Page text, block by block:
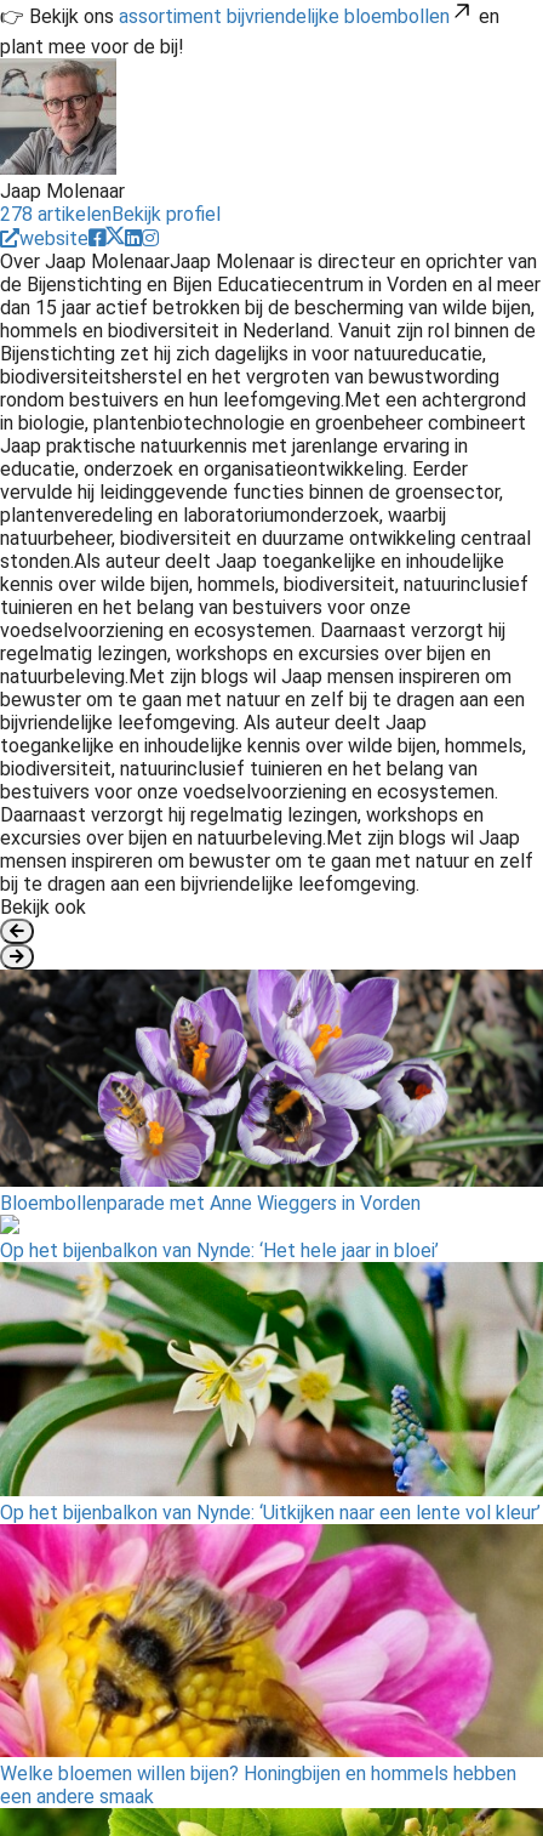
👉 Bekijk ons assortiment bijvriendelijke bloembollen
en
plant mee voor de bij!
Jaap Molenaar
278 artikelenBekijk profiel
website
Over Jaap MolenaarJaap Molenaar is directeur en oprichter van
de Bijenstichting en Bijen Educatiecentrum in Vorden en al meer
dan 15 jaar actief betrokken bij de bescherming van wilde bijen,
hommels en biodiversiteit in Nederland. Vanuit zijn rol binnen de
Bijenstichting zet hij zich dagelijks in voor natuureducatie,
biodiversiteitsherstel en het vergroten van bewustwording
rondom bestuivers en hun leefomgeving.Met een achtergrond
in biologie, plantenbiotechnologie en groenbeheer combineert
Jaap praktische natuurkennis met jarenlange ervaring in
educatie, onderzoek en organisatieontwikkeling. Eerder
vervulde hij leidinggevende functies binnen de groensector,
plantenveredeling en laboratoriumonderzoek, waarbij
natuurbeheer, biodiversiteit en duurzame ontwikkeling centraal
stonden.Als auteur deelt Jaap toegankelijke en inhoudelijke
kennis over wilde bijen, hommels, biodiversiteit, natuurinclusief
tuinieren en het belang van bestuivers voor onze
voedselvoorziening en ecosystemen. Daarnaast verzorgt hij
regelmatig lezingen, workshops en excursies over bijen en
natuurbeleving.Met zijn blogs wil Jaap mensen inspireren om
bewuster om te gaan met natuur en zelf bij te dragen aan een
bijvriendelijke leefomgeving. Als auteur deelt Jaap
toegankelijke en inhoudelijke kennis over wilde bijen, hommels,
biodiversiteit, natuurinclusief tuinieren en het belang van
bestuivers voor onze voedselvoorziening en ecosystemen.
Daarnaast verzorgt hij regelmatig lezingen, workshops en
excursies over bijen en natuurbeleving.Met zijn blogs wil Jaap
mensen inspireren om bewuster om te gaan met natuur en zelf
bij te dragen aan een bijvriendelijke leefomgeving.
Bekijk ook
Bloembollenparade met Anne Wieggers in Vorden
Op het bijenbalkon van Nynde: ‘Het hele jaar in bloei’
Op het bijenbalkon van Nynde: ‘Uitkijken naar een lente vol kleur’
Welke bloemen willen bijen? Honingbijen en hommels hebben
een andere smaak